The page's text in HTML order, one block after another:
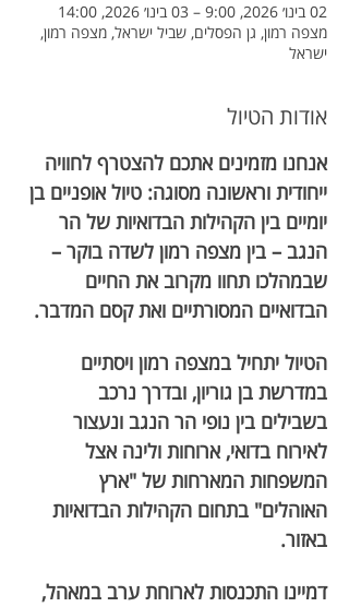
02 בינו׳ 2026, 9:00 – 03 בינו׳ 2026, 14:00
מצפה רמון, גן הפסלים, שביל ישראל, מצפה רמון,
ישראל
אודות הטיול
אנחנו מזמינים אתכם להצטרף לחוויה
ייחודית וראשונה מסוגה: טיול אופניים בן
יומיים בין הקהילות הבדואיות של הר
הנגב – בין מצפה רמון לשדה בוקר –
שבמהלכו תחוו מקרוב את החיים
הבדואיים המסורתיים ואת קסם המדבר.
הטיול יתחיל במצפה רמון ויסתיים
במדרשת בן גוריון, ובדרך נרכב
בשבילים בין נופי הר הנגב ונעצור
לאירוח בדואי, ארוחות ולינה אצל
המשפחות המארחות של "ארץ
האוהלים" בתחום הקהילות הבדואיות
באזור.
דמיינו התכנסות לארוחת ערב במאהל,